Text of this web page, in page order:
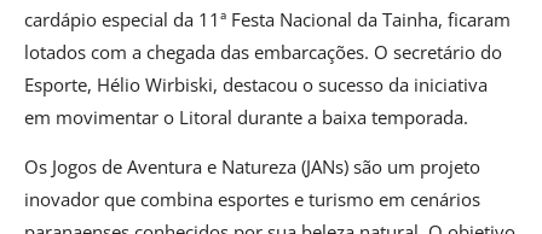
cardápio especial da 11ª Festa Nacional da Tainha, ficaram
lotados com a chegada das embarcações. O secretário do
Esporte, Hélio Wirbiski, destacou o sucesso da iniciativa
em movimentar o Litoral durante a baixa temporada.
Os Jogos de Aventura e Natureza (JANs) são um projeto
inovador que combina esportes e turismo em cenários